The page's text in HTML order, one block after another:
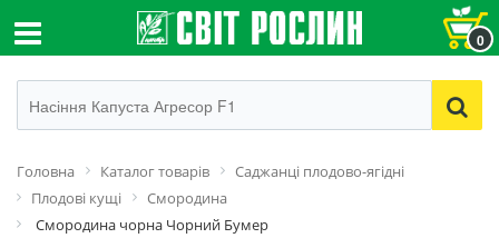
0
Головна Каталог товарів
Саджанці плодово-ягідні
Плодові кущі
Смородина
Смородина чорна Чорний Бумер